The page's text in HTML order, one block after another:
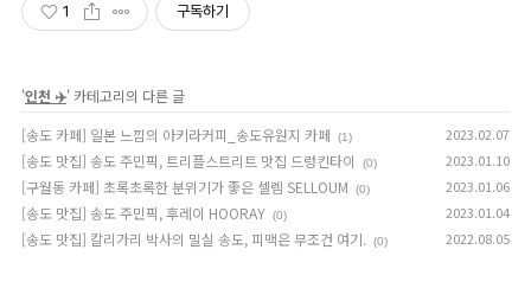
1 구독하기
'인천 ✈️' 카테고리의 다른 글
[송도 카페] 일본 느낌의 아키라커피_송도유원지 카페
(1) 2023.02.07
[송도 맛집] 송도 주민픽, 트리플스트리트 맛집 드렁킨타이 (0) 2023.01.10
[구월동 카페] 초록초록한 분위기가 좋은 셀렘 SELLOUM (0) 2023.01.06
[송도 맛집] 송도 주민픽, 후레이 HOORAY (0) 2023.01.04
[송도 맛집] 칼리가리 박사의 밀실 송도, 피맥은 무조건 여기. (0) 2022.08.05